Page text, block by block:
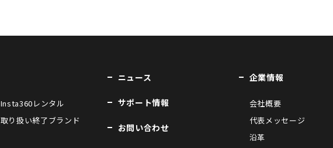
Insta360レンタル
取り扱い終了ブランド
ニュース
サポート情報
お問い合わせ
企業情報
会社概要
代表メッセージ
沿革